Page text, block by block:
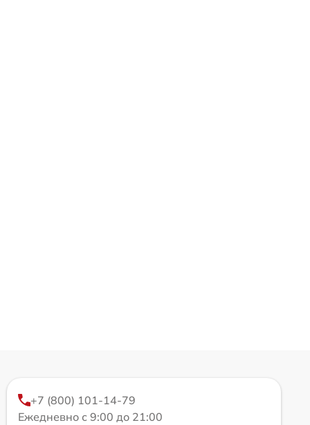
+7 (800) 101-14-79
Ежедневно с 9:00 до 21:00